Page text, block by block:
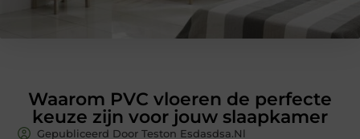
Waarom PVC vloeren de perfecte
keuze zijn voor jouw slaapkamer
Gepubliceerd Door Teston Esdasdsa.nl